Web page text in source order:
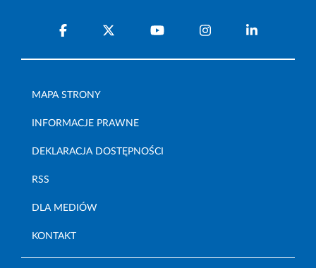
MAPA STRONY
INFORMACJE PRAWNE
DEKLARACJA DOSTĘPNOŚCI
RSS
DLA MEDIÓW
KONTAKT